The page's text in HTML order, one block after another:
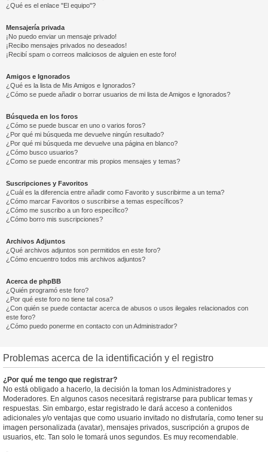
¿Qué es el enlace "El equipo"?
Mensajería privada
¡No puedo enviar un mensaje privado!
¡Recibo mensajes privados no deseados!
¡Recibí spam o correos maliciosos de alguien en este foro!
Amigos e Ignorados
¿Qué es la lista de Mis Amigos e Ignorados?
¿Cómo se puede añadir o borrar usuarios de mi lista de Amigos e Ignorados?
Búsqueda en los foros
¿Cómo se puede buscar en uno o varios foros?
¿Por qué mi búsqueda me devuelve ningún resultado?
¿Por qué mi búsqueda me devuelve una página en blanco?
¿Cómo busco usuarios?
¿Como se puede encontrar mis propios mensajes y temas?
Suscripciones y Favoritos
¿Cuál es la diferencia entre añadir como Favorito y suscribirme a un tema?
¿Cómo marcar Favoritos o suscribirse a temas específicos?
¿Cómo me suscribo a un foro específico?
¿Cómo borro mis suscripciones?
Archivos Adjuntos
¿Qué archivos adjuntos son permitidos en este foro?
¿Cómo encuentro todos mis archivos adjuntos?
Acerca de phpBB
¿Quién programó este foro?
¿Por qué este foro no tiene tal cosa?
¿Con quién se puede contactar acerca de abusos o usos ilegales relacionados con
este foro?
¿Cómo puedo ponerme en contacto con un Administrador?
Problemas acerca de la identificación y el registro
¿Por qué me tengo que registrar?
No está obligado a hacerlo, la decisión la toman los Administradores y
Moderadores. En algunos casos necesitará registrarse para publicar temas y
respuestas. Sin embargo, estar registrado le dará acceso a contenidos
adicionales y/o ventajas que como usuario invitado no disfrutaría, como tener su
imagen personalizada (avatar), mensajes privados, suscripción a grupos de
usuarios, etc. Tan solo le tomará unos segundos. Es muy recomendable.